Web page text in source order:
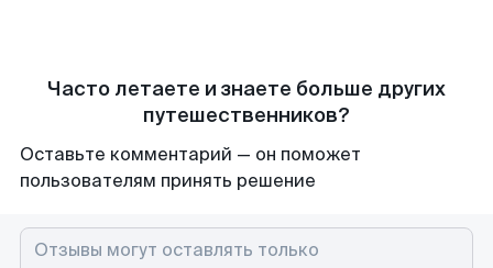
Часто летаете и знаете больше других
путешественников?
Оставьте комментарий — он поможет
пользователям принять решение